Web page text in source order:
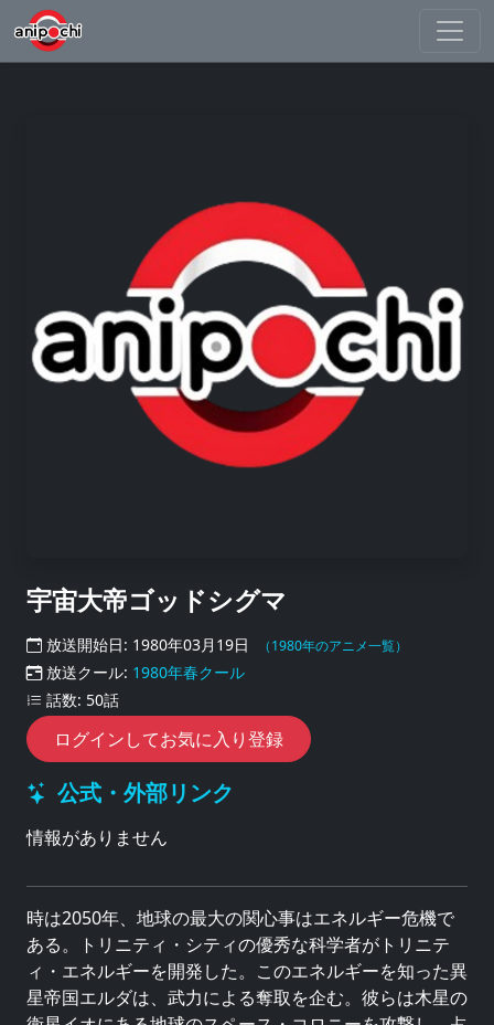
宇宙大帝ゴッドシグマ
放送開始日: 1980年03月19日 （1980年のアニメ一覧）
放送クール: 1980年春クール
話数: 50話
ログインしてお気に入り登録
公式・外部リンク
情報がありません
時は2050年、地球の最大の関心事はエネルギー危機で
ある。トリニティ・シティの優秀な科学者がトリニテ
ィ・エネルギーを開発した。このエネルギーを知った異
星帝国エルダは、武力による奪取を企む。彼らは木星の